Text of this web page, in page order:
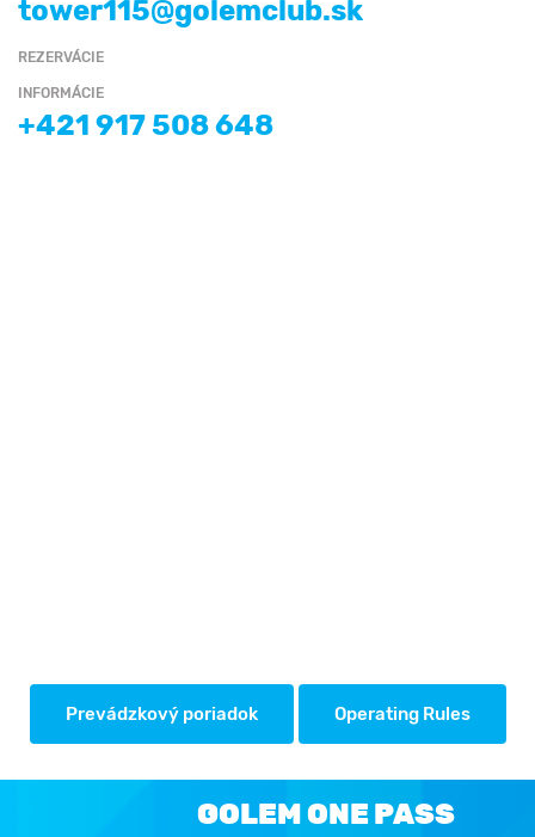
tower115@golemclub.sk
REZERVÁCIE
INFORMÁCIE
+421 917 508 648
Prevádzkový poriadok Operating Rules
GOLEM ONE PASS